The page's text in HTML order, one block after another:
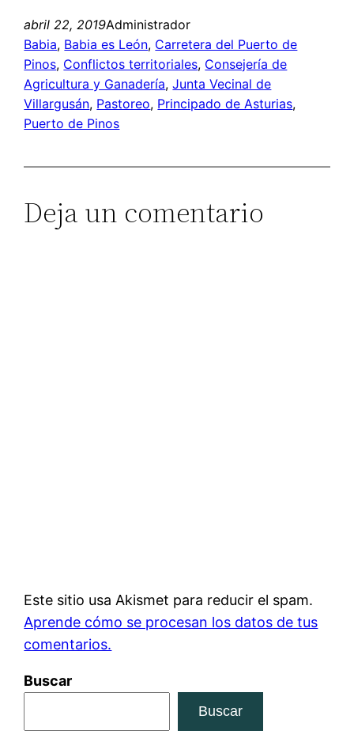
abril 22, 2019Administrador
Babia, Babia es León, Carretera del Puerto de
Pinos, Conflictos territoriales, Consejería de
Agricultura y Ganadería, Junta Vecinal de
Villargusán, Pastoreo, Principado de Asturias
Puerto de Pinos
Deja un comentario
Este sitio usa Akismet para reducir el spam.
Aprende cómo se procesan los datos de tus
comentarios.
Buscar
Buscar